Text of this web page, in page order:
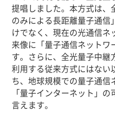
提唱しました。本方式は、
のみによる長距離量子通信
けでなく、現在の光通信ネ
来像に「量子通信ネットワ
す。さらに、全光量子中継
利用する従来方式にはない
ち、地球規模での量子通信
「量子インターネット」
言えます。